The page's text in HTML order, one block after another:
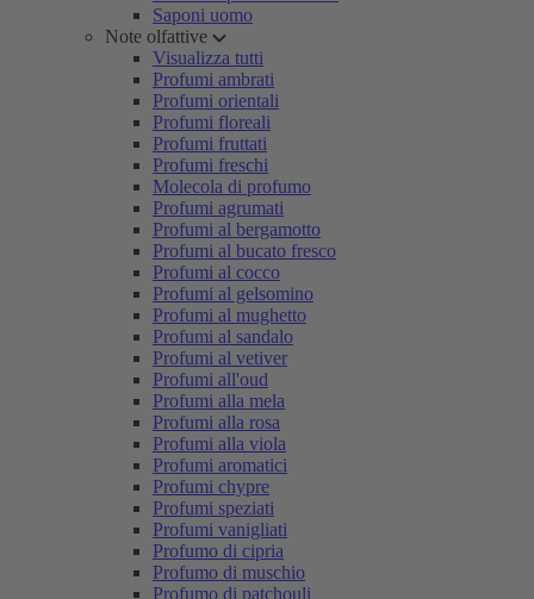
Saponi uomo
Note olfattive
Visualizza tutti
Profumi ambrati
Profumi orientali
Profumi floreali
Profumi fruttati
Profumi freschi
Molecola di profumo
Profumi agrumati
Profumi al bergamotto
Profumi al bucato fresco
Profumi al cocco
Profumi al gelsomino
Profumi al mughetto
Profumi al sandalo
Profumi al vetiver
Profumi all'oud
Profumi alla mela
Profumi alla rosa
Profumi alla viola
Profumi aromatici
Profumi chypre
Profumi speziati
Profumi vanigliati
Profumo di cipria
Profumo di muschio
Profumo di patchouli